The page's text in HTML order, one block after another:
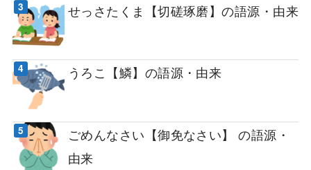
せっさたくま【切磋琢磨】の語源・由来
うろこ【鱗】の語源・由来
ごめんなさい【御免なさい】 の語源・
由来